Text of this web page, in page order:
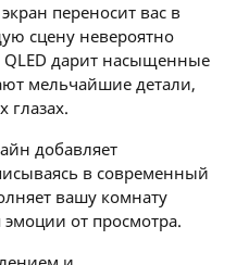
переносит вас в
сцену невероятно
QLED дарит насыщенные
мельчайшие детали,
глазах.
добавляет
в современный
вашу комнату
от просмотра.